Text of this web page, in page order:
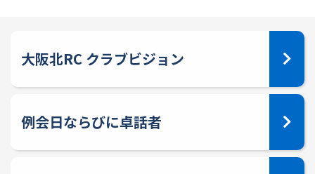
大阪北RC クラブビジョン
例会日ならびに卓話者